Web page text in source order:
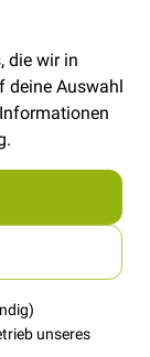
die wir in
deine Auswahl
.
unseres
- Feinste
den
vegan.
Jacken.